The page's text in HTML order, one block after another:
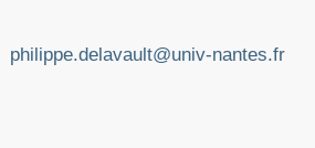
de Saint Germain, Alexandre;
Jean-Bernard; Chen,
philippe.delavault@univ-nantes.fr